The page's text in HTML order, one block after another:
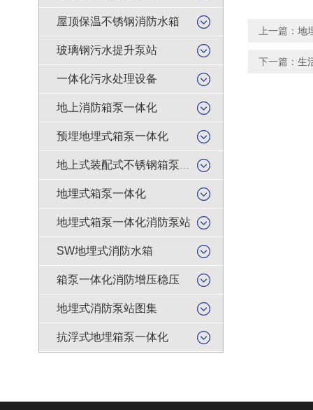
屋顶保温不锈钢消防水箱
玻璃钢污水提升泵站
一体化污水处理设备
地上消防箱泵一体化
预埋地埋式箱泵一体化
地埋式箱泵一体化
地埋式箱泵一体化消防泵站
SW地埋式消防水箱
箱泵一体化消防增压稳压
地埋式消防泵站图集
抗浮式地埋箱泵一体化
上一篇： 地
下一篇： 生